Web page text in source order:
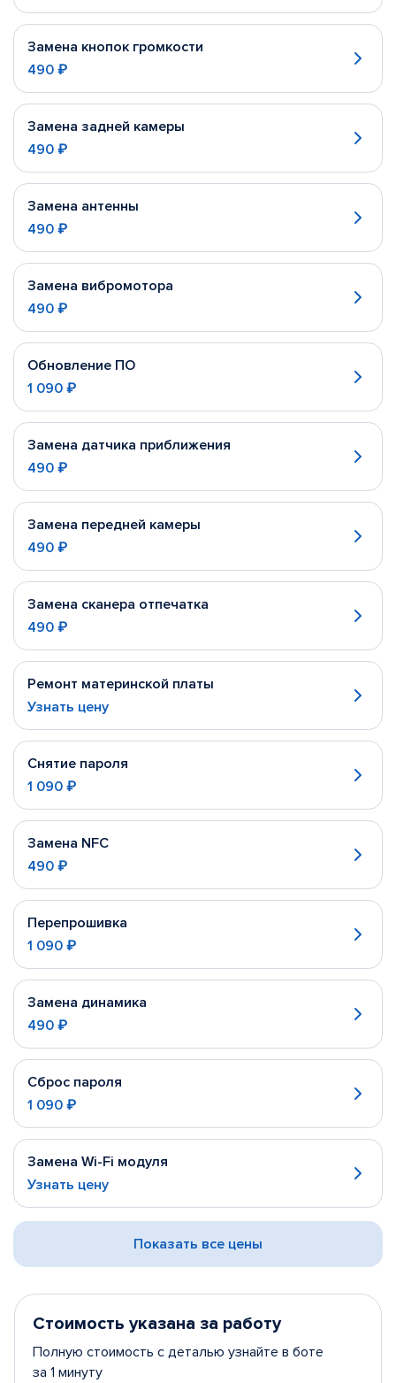
Замена кнопок громкости
490 ₽
Замена задней камеры
490 ₽
Замена антенны
490 ₽
Замена вибромотора
490 ₽
Обновление ПО
1 090 ₽
Замена датчика приближения
490 ₽
Замена передней камеры
490 ₽
Замена сканера отпечатка
490 ₽
Ремонт материнской платы
Узнать цену
Снятие пароля
1 090 ₽
Замена NFC
490 ₽
Перепрошивка
1 090 ₽
Замена динамика
490 ₽
Сброс пароля
1 090 ₽
Замена Wi-Fi модуля
Узнать цену
Показать все цены
Стоимость указана за работу
Полную стоимость с деталью узнайте в боте
за 1 минуту